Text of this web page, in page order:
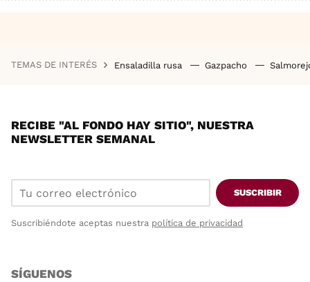
TEMAS DE INTERÉS Ensaladilla rusa Gazpacho
RECIBE "AL FONDO HAY SITIO", NUESTRA
NEWSLETTER SEMANAL
SUSCRIBIR
Suscribiéndote aceptas nuestra política de privacidad
SÍGUENOS